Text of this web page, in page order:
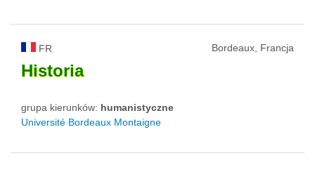
FR Bordeaux, Francja
Historia
grupa kierunków: humanistyczne
Université Bordeaux Montaigne